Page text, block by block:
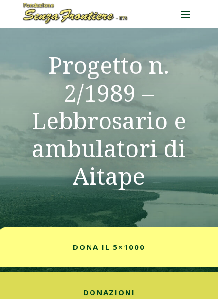
Progetto n.
2/1989 –
Lebbrosario e
ambulatori di
Aitape
DONA IL 5×1000
DONAZIONI